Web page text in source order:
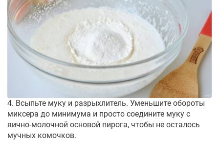
4. Всыпьте муку и разрыхлитель. Уменьшите обороты
миксера до минимума и просто соедините муку с
яично-молочной основой пирога, чтобы не осталось
мучных комочков.